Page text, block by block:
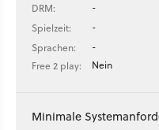
DRM:
-
Spielzeit:
-
Sprachen:
-
Free 2 play:
Nein
Minimale